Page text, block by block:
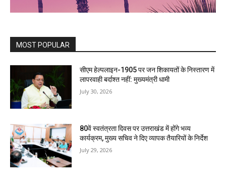
MOST POPULAR
सीएम हेल्पलाइन-1905 पर जन शिकायतों के निस्तारण में
लापरवाही बर्दाश्त नहीं: मुख्यमंत्री धामी
July 30, 2026
80वें स्वतंत्रता दिवस पर उत्तराखंड में होंगे भव्य
कार्यक्रम, मुख्य सचिव ने दिए व्यापक तैयारियों के निर्देश
July 29, 2026